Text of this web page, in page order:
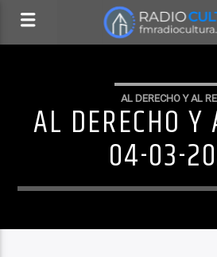
AL DERECHO Y AL
AL DERECHO Y
04-03-